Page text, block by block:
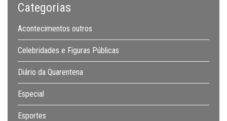
Categorias
Acontecimentos outros
Celebridades e Figuras Públicas
Diário da Quarentena
Especial
Esportes